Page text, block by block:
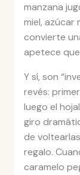
manzana
miel, azúcar
convierte
apetece
Y sí, son
revés:
luego el
giro
de
regalo.
caramelo